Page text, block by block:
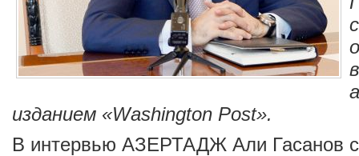
изданием «Washington Post».
В интервью АЗЕРТАДЖ Али Гасанов